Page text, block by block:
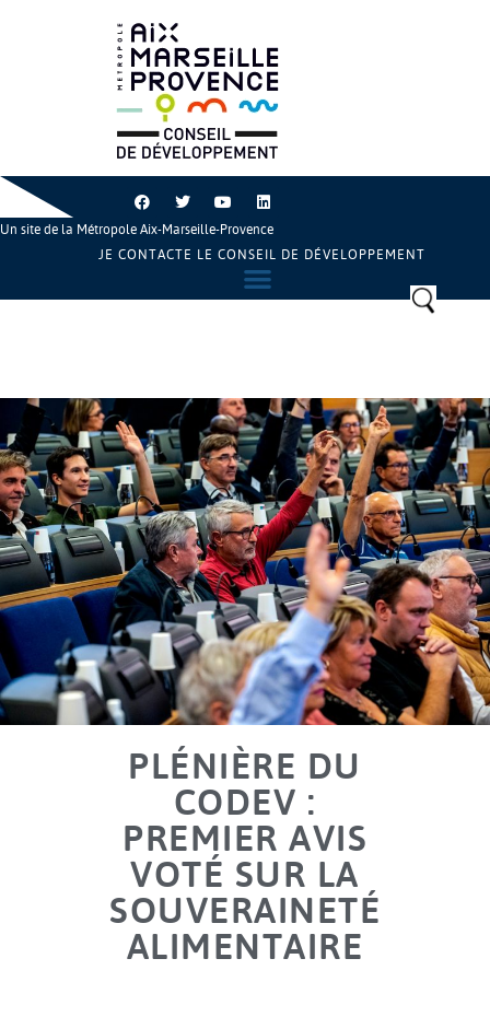
Un site de la Métropole Aix-Marseille-Provence
JE CONTACTE LE CONSEIL DE DÉVELOPPEMENT
PLÉNIÈRE DU
CODEV :
PREMIER AVIS
VOTÉ SUR LA
SOUVERAINETÉ
ALIMENTAIRE